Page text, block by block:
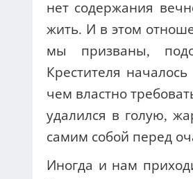
нет содержания
жить. И в этом
мы призваны,
Крестителя
чем властно
удалился в голую,
самим собой перед
Иногда и нам